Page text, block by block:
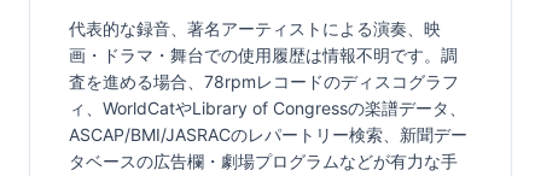
代表的な録音、著名アーティストによる演奏、映
画・ドラマ・舞台での使用履歴は情報不明です。調
査を進める場合、78rpmレコードのディスコグラフ
ィ、WorldCatやLibrary of Congressの楽譜データ、
ASCAP/BMI/JASRACのレパートリー検索、新聞デー
タベースの広告欄・劇場プログラムなどが有力な手